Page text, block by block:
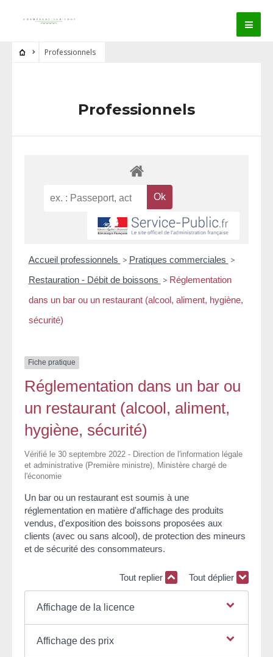
Professionnels
Professionnels
Accueil professionnels > Pratiques commerciales >
Restauration - Débit de boissons > Réglementation
dans un bar ou un restaurant (alcool, aliment, hygiène,
sécurité)
Fiche pratique
Réglementation dans un bar ou
un restaurant (alcool, aliment,
hygiène, sécurité)
Vérifié le 30 septembre 2022 - Direction de l'information légale
et administrative (Première ministre), Ministère chargé de
l'économie
Un bar ou un restaurant est soumis à une
réglementation en matière d'affichage des produits
vendus, d'exposition des boissons proposées aux
clients (avec ou sans alcool), de protection des mineurs
et de sécurité des consommateurs.
Tout replier Tout déplier
Affichage de la licence
Affichage des prix